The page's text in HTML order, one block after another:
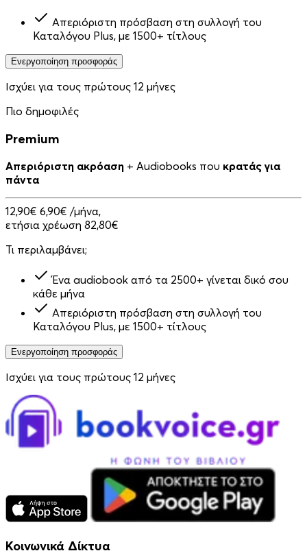
Απεριόριστη πρόσβαση στη συλλογή του
Καταλόγου Plus, με 1500+ τίτλους
Ενεργοποίηση προσφοράς
Ισχύει για τους πρώτους 12 μήνες
Πιο δημοφιλές
Premium
Απεριόριστη ακρόαση + Audiobooks που κρατάς για
πάντα
12,90€ 6,90€ /μήνα,
ετήσια χρέωση 82,80€
Τι περιλαμβάνει;
Ένα audiobook από τα 2500+ γίνεται δικό σου
κάθε μήνα
Απεριόριστη πρόσβαση στη συλλογή του
Καταλόγου Plus, με 1500+ τίτλους
Ενεργοποίηση προσφοράς
Ισχύει για τους πρώτους 12 μήνες
Κοινωνικά Δίκτυα